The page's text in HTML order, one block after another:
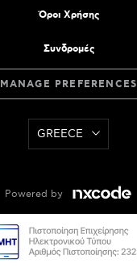
Όροι Χρήσης
Συνδρομές
MANAGE PREFERENCES
GREECE
Powered by